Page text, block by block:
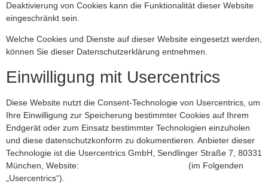
Deaktivierung von Cookies kann die Funktionalität dieser Website
eingeschränkt sein.
Welche Cookies und Dienste auf dieser Website eingesetzt werden,
können Sie dieser Datenschutzerklärung entnehmen.
Einwilligung mit Usercentrics
Diese Website nutzt die Consent-Technologie von Usercentrics, um
Ihre Einwilligung zur Speicherung bestimmter Cookies auf Ihrem
Endgerät oder zum Einsatz bestimmter Technologien einzuholen
und diese datenschutzkonform zu dokumentieren. Anbieter dieser
Technologie ist die Usercentrics GmbH, Sendlinger Straße 7, 80331
München, Website:
(im Folgenden
„Usercentrics“).